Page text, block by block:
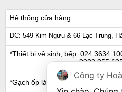
Hệ thống cửa hàng
ĐC: 549 Kim Ngưu & 66 Lạc Trung,
*Thiết bị vệ sinh, bếp: 024 3634
0983 055
*Gạch ốp lát, Ngói: 024 3632 0280
Công ty